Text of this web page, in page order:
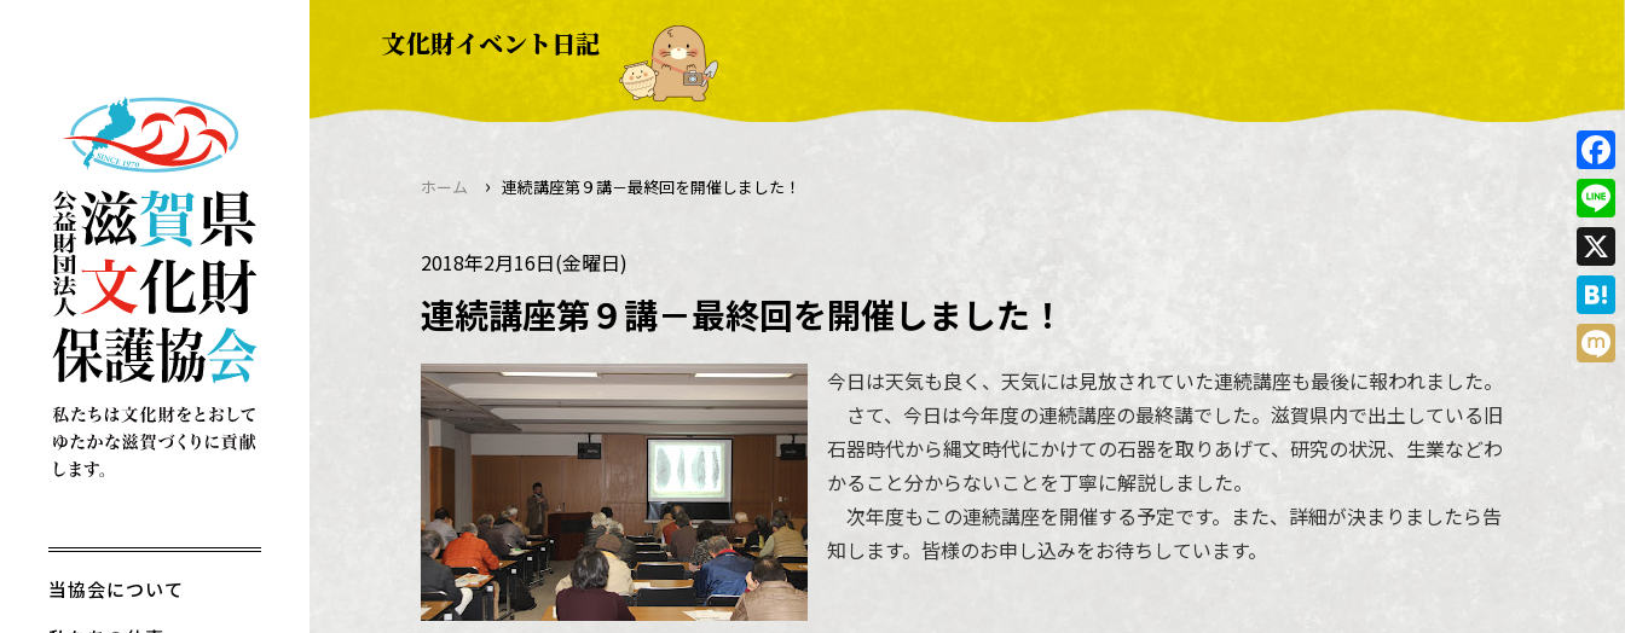
当協会について
文化財イベント日記
ホーム › 連続講座第９講－最終回を開催しました！
2018年2月16日(金曜日)
連続講座第９講－最終回を開催しました！
今日は天気も良く、天気には見放されていた連続講座も最後に報われました。
さて、今日は今年度の連続講座の最終講でした。滋賀県内で出土している旧
石器時代から縄文時代にかけての石器を取りあげて、研究の状況、生業などわ
かること分からないことを丁寧に解説しました。
次年度もこの連続講座を開催する予定です。また、詳細が決まりましたら告
知します。皆様のお申し込みをお待ちしています。
Line
X